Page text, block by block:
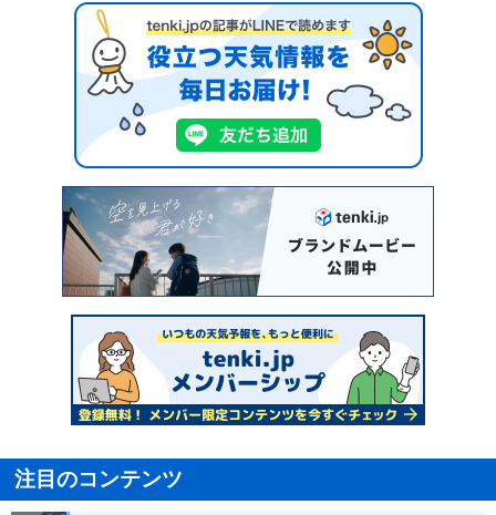
注目のコンテンツ